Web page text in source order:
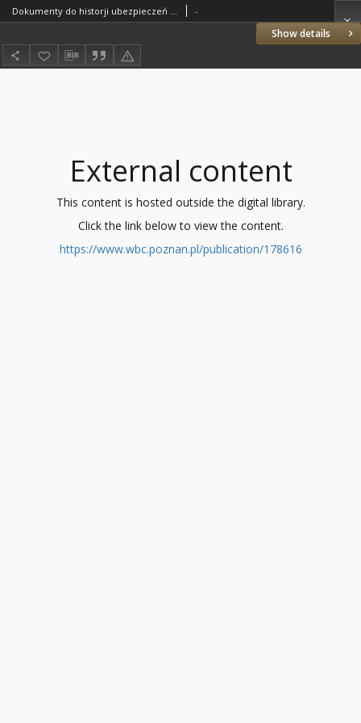
Show details
Dokumenty do historji ubezpieczeń ogniowych i obrony przeciwpożarowej ziem zachodnich Polski -
External content
This content is hosted outside the digital library.
Click the link below to view the content.
https://www.wbc.poznan.pl/publication/178616